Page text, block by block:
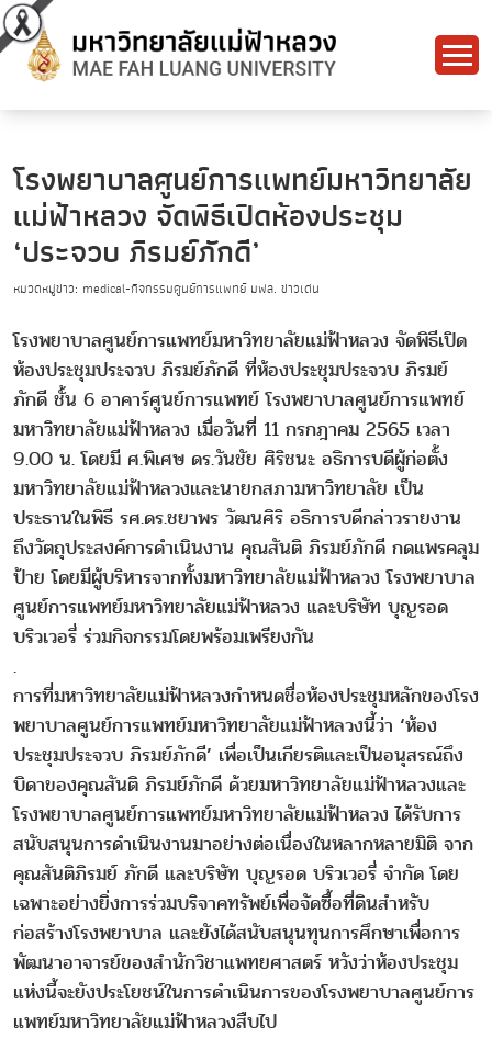
โรงพยาบาลศูนย์การแพทย์มหาวิทยาลัย
แม่ฟ้าหลวง จัดพิธีเปิดห้องประชุม
‘ประจวบ ภิรมย์ภักดี’
หมวดหมู่ข่าว: medical-กิจกรรมศูนย์การแพทย์ มฟล. ข่าวเด่น
โรงพยาบาลศูนย์การแพทย์มหาวิทยาลัยแม่ฟ้าหลวง จัดพิธีเปิด
ห้องประชุมประจวบ ภิรมย์ภักดี ที่ห้องประชุมประจวบ ภิรมย์
ภักดี ชั้น 6 อาคาร์ศูนย์การแพทย์ โรงพยาบาลศูนย์การแพทย์
มหาวิทยาลัยแม่ฟ้าหลวง เมื่อวันที่ 11 กรกฎาคม 2565 เวลา
9.00 น. โดยมี ศ.พิเศษ ดร.วันชัย ศิริชนะ อธิการบดีผู้ก่อตั้ง
มหาวิทยาลัยแม่ฟ้าหลวงและนายกสภามหาวิทยาลัย เป็น
ประธานในพิธี รศ.ดร.ชยาพร วัฒนศิริ อธิการบดีกล่าวรายงาน
ถึงวัตถุประสงค์การดำเนินงาน คุณสันติ ภิรมย์ภักดี กดแพรคลุม
ป้าย โดยมีผู้บริหารจากทั้งมหาวิทยาลัยแม่ฟ้าหลวง โรงพยาบาล
ศูนย์การแพทย์มหาวิทยาลัยแม่ฟ้าหลวง และบริษัท บุญรอด
บริวเวอรี่ ร่วมกิจกรรมโดยพร้อมเพรียงกัน
.
การที่มหาวิทยาลัยแม่ฟ้าหลวงกำหนดชื่อห้องประชุมหลักของโรง
พยาบาลศูนย์การแพทย์มหาวิทยาลัยแม่ฟ้าหลวงนี้ว่า ‘ห้อง
ประชุมประจวบ ภิรมย์ภักดี’ เพื่อเป็นเกียรติและเป็นอนุสรณ์ถึง
บิดาของคุณสันติ ภิรมย์ภักดี ด้วยมหาวิทยาลัยแม่ฟ้าหลวงและ
โรงพยาบาลศูนย์การแพทย์มหาวิทยาลัยแม่ฟ้าหลวง ได้รับการ
สนับสนุนการดำเนินงานมาอย่างต่อเนื่องในหลากหลายมิติ จาก
คุณสันติภิรมย์ ภักดี และบริษัท บุญรอด บริวเวอรี่ จำกัด โดย
เฉพาะอย่างยิ่งการร่วมบริจาคทรัพย์เพื่อจัดซื้อที่ดินสำหรับ
ก่อสร้างโรงพยาบาล และยังได้สนับสนุนทุนการศึกษาเพื่อการ
พัฒนาอาจารย์ของสำนักวิชาแพทยศาสตร์ หวังว่าห้องประชุม
แห่งนี้จะยังประโยชน์ในการดำเนินการของโรงพยาบาลศูนย์การ
แพทย์มหาวิทยาลัยแม่ฟ้าหลวงสืบไป